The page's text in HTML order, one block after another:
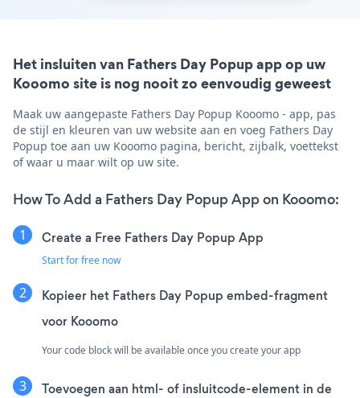
Het insluiten van Fathers Day Popup app op uw
Kooomo site is nog nooit zo eenvoudig geweest
Maak uw aangepaste Fathers Day Popup Kooomo - app, pas
de stijl en kleuren van uw website aan en voeg Fathers Day
Popup toe aan uw Kooomo pagina, bericht, zijbalk, voettekst
of waar u maar wilt op uw site.
How To Add a Fathers Day Popup App on Kooomo:
Create a Free Fathers Day Popup App
Start for free now
Kopieer het Fathers Day Popup embed-fragment
voor Kooomo
Your code block will be available once you create your app
Toevoegen aan html- of insluitcode-element in de